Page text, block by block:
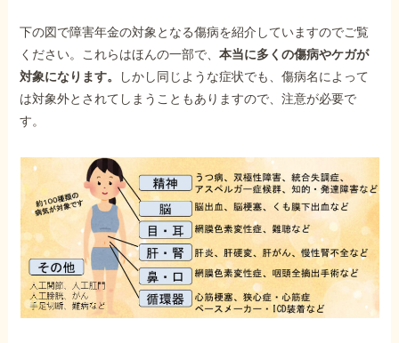
下の図で障害年金の対象となる傷病を紹介していますのでご覧
ください。これらはほんの一部で、本当に多くの傷病やケガが
対象になります。
しかし同じような症状でも、傷病名によって
は対象外とされてしまうこともありますので、注意が必要で
す。